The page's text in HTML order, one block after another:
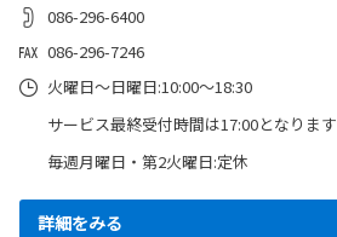
086-296-6400
086-296-7246
火曜日～日曜日:10:00～18:30
サービス最終受付時間は17:00となります
毎週月曜日・第2火曜日:定休
詳細をみる